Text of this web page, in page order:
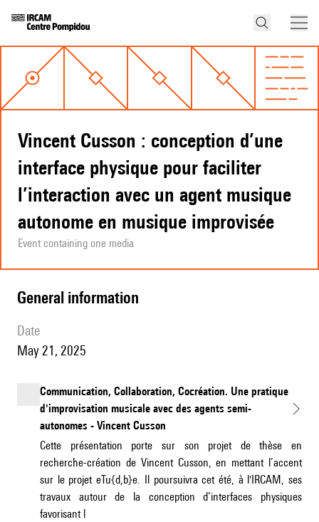
Vincent Cusson : conception d’une
interface physique pour faciliter
l’interaction avec un agent musique
autonome en musique improvisée
Event containing one media
general information
date
May 21, 2025
Communication, Collaboration, Cocréation. Une pratique
d'improvisation musicale avec des agents semi-
autonomes - Vincent Cusson
Cette présentation porte sur son projet de thèse en
recherche-création de Vincent Cusson, en mettant l’accent
sur le projet eTu{d,b}e. Il poursuivra cet été, à l'IRCAM, ses
travaux autour de la conception d’interfaces physiques
favorisant l